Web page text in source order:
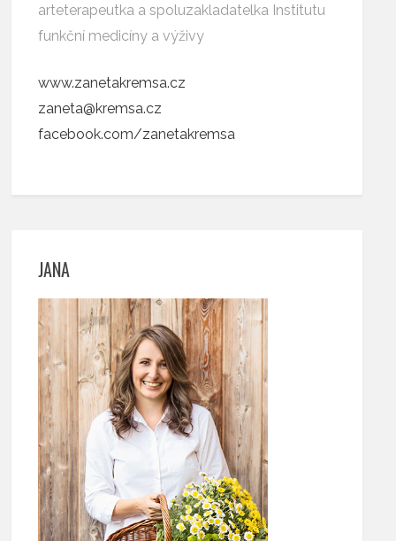
arteterapeutka a spoluzakladatelka Institutu
funkční medicíny a výživy
www.zanetakremsa.cz
zaneta@kremsa.cz
facebook.com/zanetakremsa
JANA